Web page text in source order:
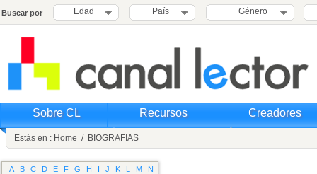
Buscar por Edad País Género
Sobre CL Recursos Creadores
Estás en : Home / BIOGRAFIAS
A B C D E F G H I J K L M
N